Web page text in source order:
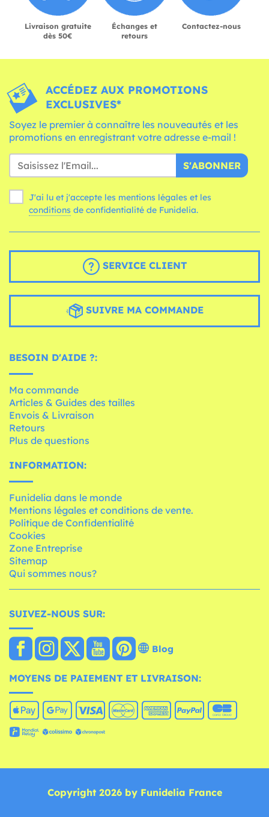
Livraison gratuite
dès 50€
Échanges et
retours
Contactez-nous
ACCÉDEZ AUX PROMOTIONS
EXCLUSIVES*
Soyez le premier à connaître les nouveautés et les
promotions en enregistrant votre adresse e-mail !
S'ABONNER
J'ai lu et j'accepte les mentions légales et les
conditions de confidentialité de Funidelia.
SERVICE CLIENT
SUIVRE MA COMMANDE
BESOIN D'AIDE ?:
Ma commande
Articles & Guides des tailles
Envois & Livraison
Retours
Plus de questions
INFORMATION:
Funidelia dans le monde
Mentions légales et conditions de vente.
Politique de Confidentialité
Cookies
Zone Entreprise
Sitemap
Qui sommes nous?
SUIVEZ-NOUS SUR:
Blog
MOYENS DE PAIEMENT ET LIVRAISON:
Copyright 2026 by Funidelia France